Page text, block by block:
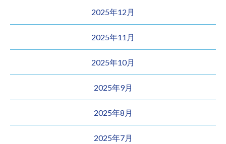
2025年12月
2025年11月
2025年10月
2025年9月
2025年8月
2025年7月